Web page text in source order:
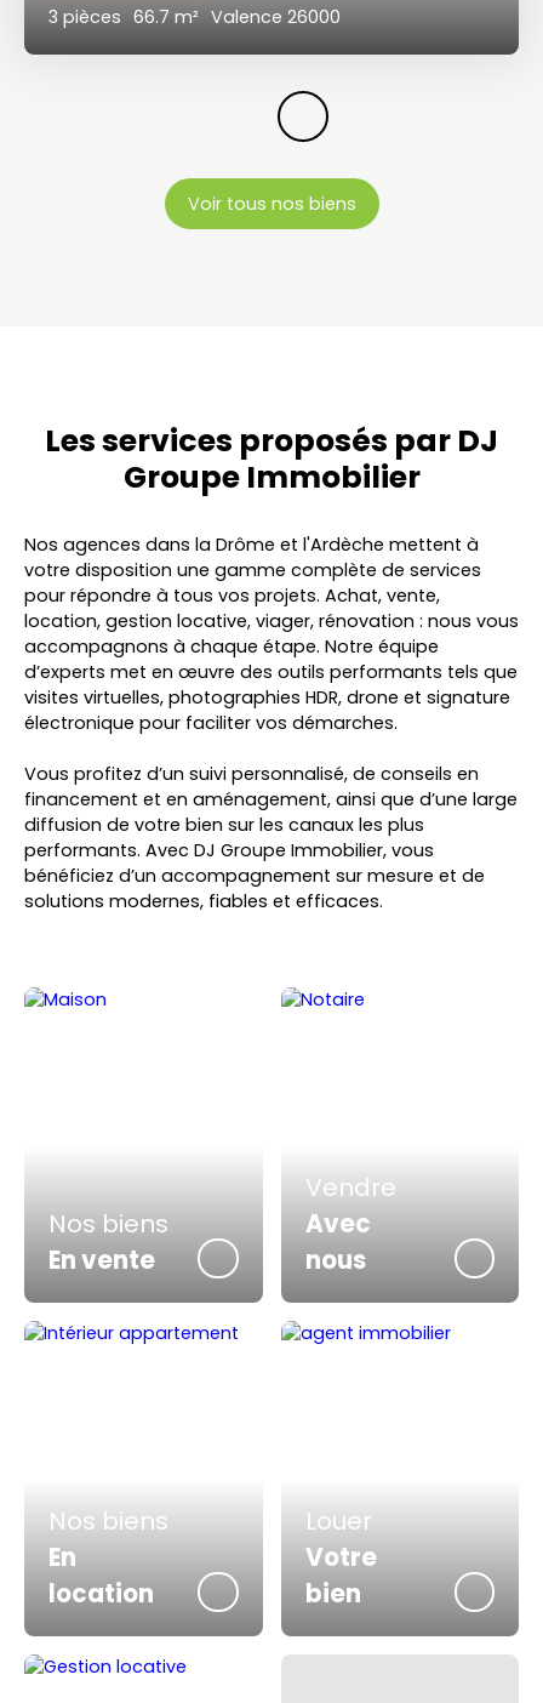
3 pièces 66.7 m² Valence 26000
Voir tous nos biens
Les services proposés par DJ
Groupe Immobilier
Nos agences dans la Drôme et l'Ardèche mettent à
votre disposition une gamme complète de services
pour répondre à tous vos projets. Achat, vente,
location, gestion locative, viager, rénovation : nous vous
accompagnons à chaque étape. Notre équipe
d’experts met en œuvre des outils performants tels que
visites virtuelles, photographies HDR, drone et signature
électronique pour faciliter vos démarches.
Vous profitez d’un suivi personnalisé, de conseils en
financement et en aménagement, ainsi que d’une large
diffusion de votre bien sur les canaux les plus
performants. Avec DJ Groupe Immobilier, vous
bénéficiez d’un accompagnement sur mesure et de
solutions modernes, fiables et efficaces.
Nos biens
En vente
Vendre
Avec
nous
Nos biens
En
location
Louer
Votre
bien